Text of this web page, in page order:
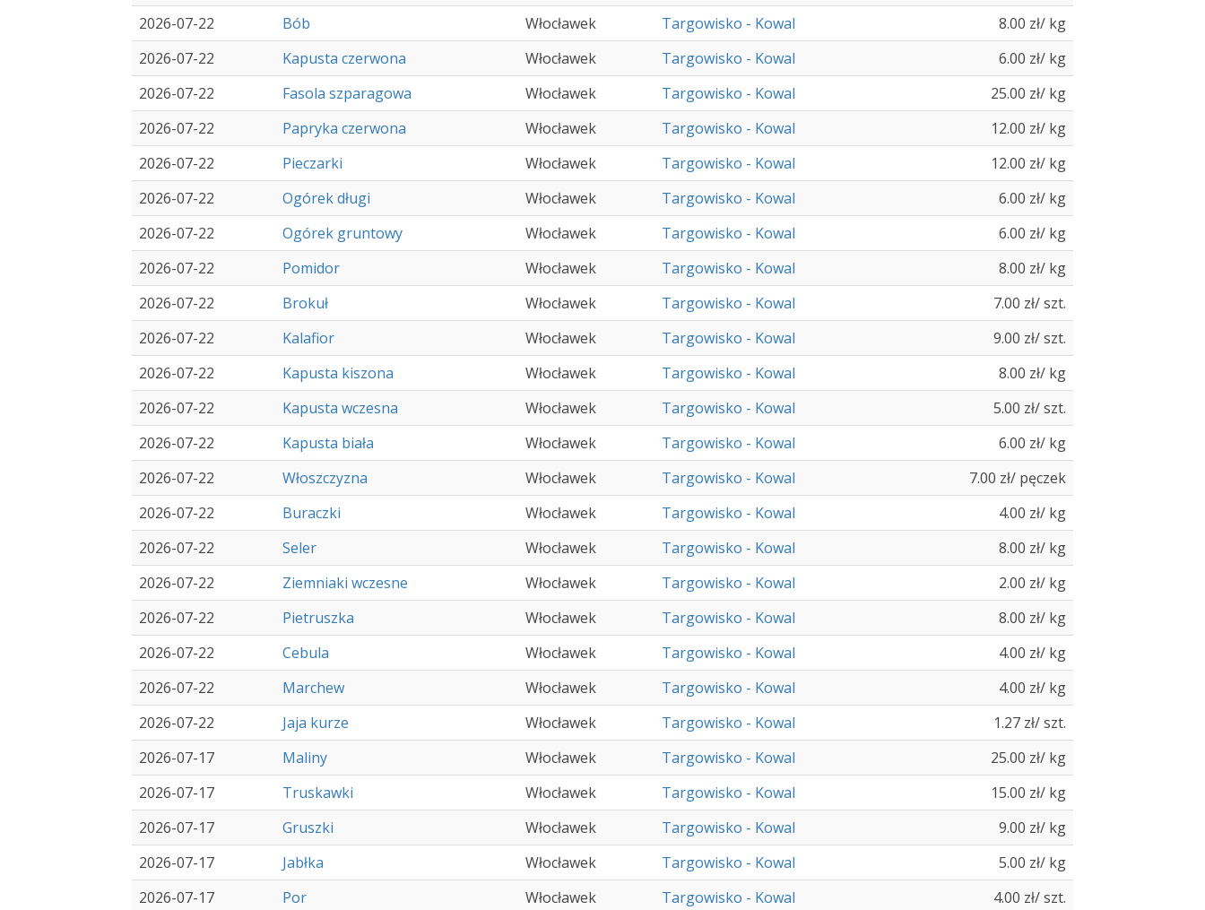
2026-07-22
Bób Włocławek Targowisko - Kowal
8.00 zł/ kg
2026-07-22
Kapusta czerwona Włocławek Targowisko - Kowal
6.00 zł/ kg
2026-07-22
Fasola szparagowa Włocławek Targowisko - Kowal
25.00 zł/ kg
2026-07-22
Papryka czerwona Włocławek Targowisko - Kowal
12.00 zł/ kg
2026-07-22
Pieczarki Włocławek Targowisko - Kowal
12.00 zł/ kg
2026-07-22
Ogórek długi Włocławek Targowisko - Kowal
6.00 zł/ kg
2026-07-22
Ogórek gruntowy Włocławek Targowisko - Kowal
6.00 zł/ kg
2026-07-22
Pomidor Włocławek Targowisko - Kowal
8.00 zł/ kg
2026-07-22
Brokuł Włocławek Targowisko - Kowal
7.00 zł/ szt.
2026-07-22
Kalafior Włocławek Targowisko - Kowal
9.00 zł/ szt.
2026-07-22
Kapusta kiszona Włocławek Targowisko - Kowal
8.00 zł/ kg
2026-07-22
Kapusta wczesna Włocławek Targowisko - Kowal
5.00 zł/ szt.
2026-07-22
Kapusta biała Włocławek Targowisko - Kowal
6.00 zł/ kg
2026-07-22
Włoszczyzna Włocławek Targowisko - Kowal
7.00 zł/ pęczek
2026-07-22
Buraczki Włocławek Targowisko - Kowal
4.00 zł/ kg
2026-07-22
Seler Włocławek Targowisko - Kowal
8.00 zł/ kg
2026-07-22
Ziemniaki wczesne Włocławek Targowisko - Kowal
2.00 zł/ kg
2026-07-22
Pietruszka Włocławek Targowisko - Kowal
8.00 zł/ kg
2026-07-22
Cebula Włocławek Targowisko - Kowal
4.00 zł/ kg
2026-07-22
Marchew Włocławek Targowisko - Kowal
4.00 zł/ kg
2026-07-22
Jaja kurze Włocławek Targowisko - Kowal
1.27 zł/ szt.
2026-07-17
Maliny Włocławek Targowisko - Kowal
25.00 zł/ kg
2026-07-17
Truskawki Włocławek Targowisko - Kowal
15.00 zł/ kg
2026-07-17
Gruszki Włocławek Targowisko - Kowal
9.00 zł/ kg
2026-07-17
Jabłka Włocławek Targowisko - Kowal
5.00 zł/ kg
2026-07-17
Por Włocławek Targowisko - Kowal 4.00 zł/ szt.